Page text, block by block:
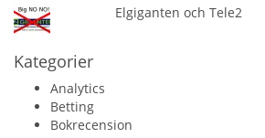
Elgiganten och Tele2
Kategorier
Analytics
Betting
Bokrecension